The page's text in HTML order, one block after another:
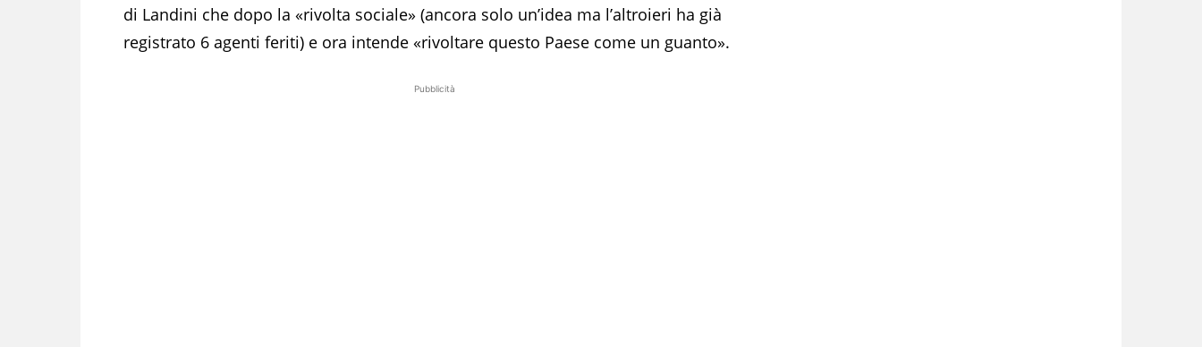
di Landini che dopo la «rivolta sociale» (ancora solo un’idea ma l’altroieri ha già
registrato 6 agenti feriti) e ora intende «rivoltare questo Paese come un guanto».
Pubblicità